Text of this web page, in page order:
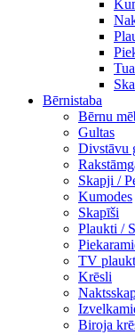
Bērnistaba
Bērnu
Gultas
Divstāvu
Skapji /
Kumodes
Skapīši
Plaukti /
TV
Krēsli
Biroja